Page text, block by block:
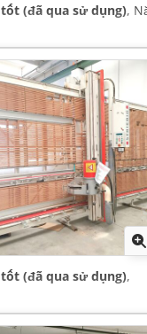
tốt (đã qua sử dụng),
tốt (đã qua sử dụng),